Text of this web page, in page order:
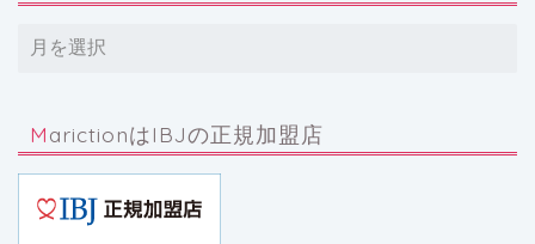
MarictionはIBJの正規加盟店